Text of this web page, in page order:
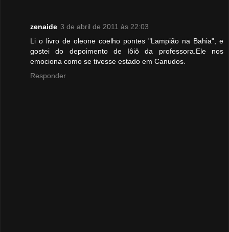
zenaide 3 de abril de 2011 às 22:03
Li o livro de oleone coelho pontes "Lampião na Bahia", e
gostei do depoimento de Iôiô da professora.Ele nos
emociona como se tivesse estado em Canudos.
Responder